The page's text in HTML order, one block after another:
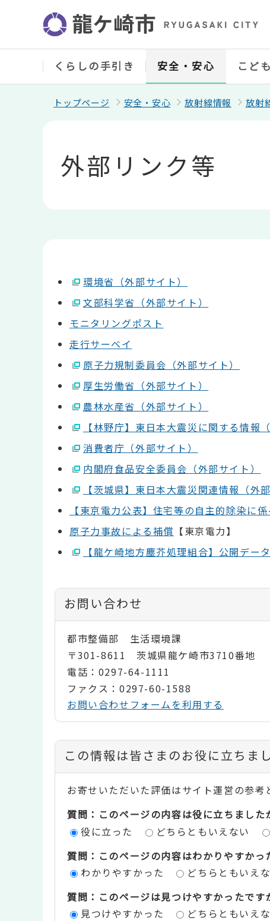
ジ
くらしの手引き 安全・安心 こど
トップページ 安全・安心 放射線情報 放射
外部リンク等
環境省（外部サイト）
文部科学省（外部サイト）
モニタリングポスト
走行サーベイ
原子力規制委員会（外部サイト）
厚生労働省（外部サイト）
農林水産省（外部サイト）
【林野庁】東日本大震災に関する情報
消費者庁（外部サイト）
内閣府食品安全委員会（外部サイト）
【茨城県】東日本大震災関連情報（外部
【東京電力公表】住宅等の自主的除染に
原子力事故による補償 【東京電力】
【龍ケ崎地方塵芥処理組合】公開デー
お問い合わせ
都市整備部 生活環境課
〒301-8611 茨城県龍ケ崎市3710番地
電話：0297-64-1111
ファクス：0297-60-1588
お問い合わせフォームを利用する
コ
ン
テ
ン
評
エ
この情報は皆さまのお役に立ちま
お寄せいただいた評価はサイト運営の参考
質問：このページの内容は役に立ちました
役に立った
どちらともいえない
質問：このページの内容はわかりやすかっ
わかりやすかった
どちらともいえ
質問：このページは見つけやすかったです
見つけやすかった
どちらともいえ